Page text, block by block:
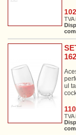
TVA
162
ul
TVA